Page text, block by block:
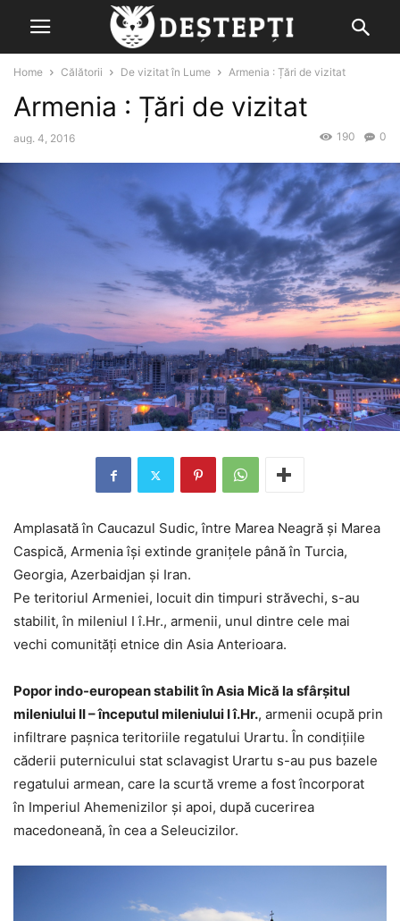
Home Călătorii De vizitat în Lume Armenia : Țări de vizitat
Armenia : Țări de vizitat
aug. 4, 2016 0
190
Amplasată în Caucazul Sudic, între Marea Neagră și Marea
Caspică, Armenia își extinde granițele până în Turcia,
Georgia, Azerbaidjan și Iran.
Pe teritoriul Armeniei, locuit din timpuri străvechi, s-au
stabilit, în mileniul I î.Hr., armenii, unul dintre cele mai
vechi comunități etnice din Asia Anterioara.
Popor indo-european stabilit în Asia Mică la sfârșitul
mileniului II – începutul mileniului I î.Hr., armenii ocupă prin
infiltrare pașnica teritoriile regatului Urartu. În condițiile
căderii puternicului stat sclavagist Urartu s-au pus bazele
regatului armean, care la scurtă vreme a fost încorporat
în Imperiul Ahemenizilor și apoi, după cucerirea
macedoneană, în cea a Seleucizilor.